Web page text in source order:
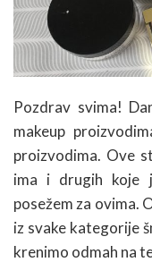
Pozdrav svima!
makeup
proizvodima. Ove
ima i drugih koje
posežem za ovima.
iz svake kategorije
krenimo odmah na